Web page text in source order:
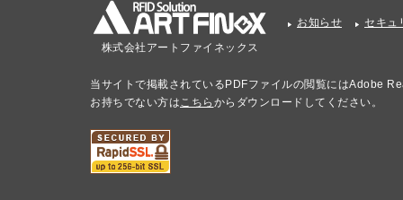
株式会社アートファイネックス
お知らせ セキュ
当サイトで掲載されているPDFファイルの閲覧にはAdobe
お持ちでない方は こちら からダウンロードしてください。